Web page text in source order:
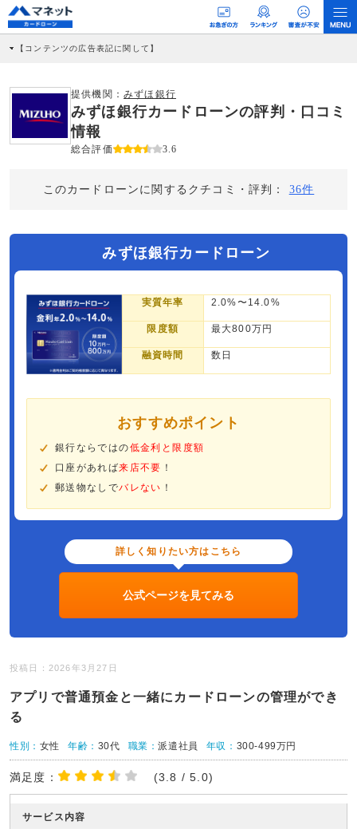
【コンテンツの広告表記に関して】
社に対して企業から紹介報酬が支払われるという収益モデルです。 ただし、特定の
商品を根拠なくPRするものではなく、当編集部の調査／ユーザーへの口コミ収集な
どに基づき、公平性を担保した情報提供を行っています。
>提携企業一覧
提供機関： みずほ銀行
みずほ銀行カードローンの評判・口コミ
情報
総合評価 3.6
このカードローンに関するクチコミ・評判： 36件
みずほ銀行カードローン
実質年率 2.0%〜14.0%
限度額 最大800万円
融資時間 数日
おすすめポイント
銀行ならではの低金利と限度額
口座があれば来店不要 ！
郵送物なしでバレない ！
詳しく知りたい方はこちら
公式ページを見てみる
投稿日：2026年3月27日
アプリで普通預金と一緒にカードローンの管理ができ
る
性別： 女性 年齢： 30代 職業：派遣社員 年収： 300-499万円
満足度： (3.8 / 5.0)
サービス内容